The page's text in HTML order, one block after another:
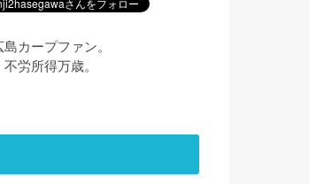
島カープファン。
不労所得万歳。